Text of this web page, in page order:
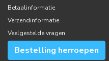
Betaalinformatie
Verzendinformatie
Veelgestelde vragen
Bestelling herroepen